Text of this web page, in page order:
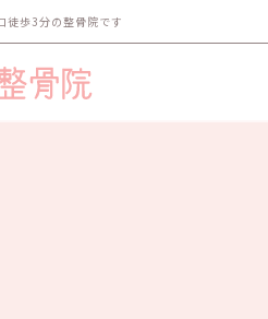
徒歩3分の整骨院です